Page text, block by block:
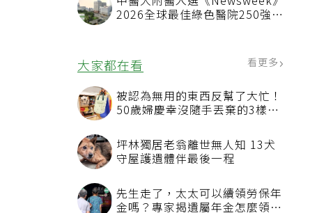
中醫大附醫入選《Newsweek》
2026全球最佳綠色醫院250強
大家都在看
被認為無用的東西反幫了大忙！
50歲婦慶幸沒隨手丟棄的3樣物
坪林獨居老翁離世無人知 13犬
守屋護遺體伴最後一程
先生走了，太太可以續領勞保年